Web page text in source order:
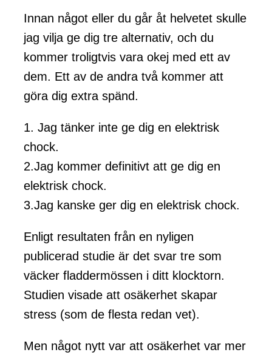
Innan något eller du går åt helvetet skulle
jag vilja ge dig tre alternativ, och du
kommer troligtvis vara okej med ett av
dem. Ett av de andra två kommer att
göra dig extra spänd.
1. Jag tänker inte ge dig en elektrisk
chock.
2.Jag kommer definitivt att ge dig en
elektrisk chock.
3.Jag kanske ger dig en elektrisk chock.
Enligt resultaten från en nyligen
publicerad studie är det svar tre som
väcker fladdermössen i ditt klocktorn.
Studien visade att osäkerhet skapar
stress (som de flesta redan vet).
Men något nytt var att osäkerhet var mer